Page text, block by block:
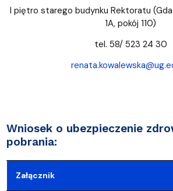
I piętro starego budynku Rektoratu
1A, pokój 110)
tel. 58/ 523 24 30
Wniosek o ubezpieczenie
pobrania:
Załącznik